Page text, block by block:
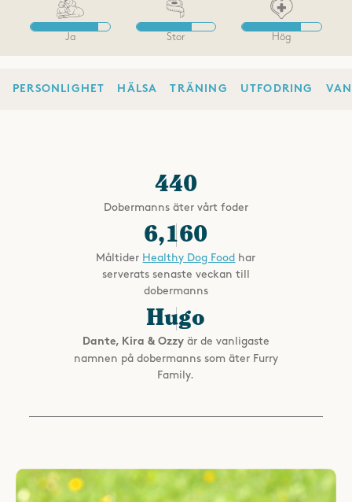
Ja Stor Hög
PERSONLIGHET HÄLSA TRÄNING UTFODRING
440
Dobermanns äter vårt foder
6,160
Måltider Healthy Dog Food
har
serverats senaste veckan till
dobermanns
Hugo
Dante, Kira & Ozzyär de vanligaste
namnen på dobermanns som äter Furry
Family.